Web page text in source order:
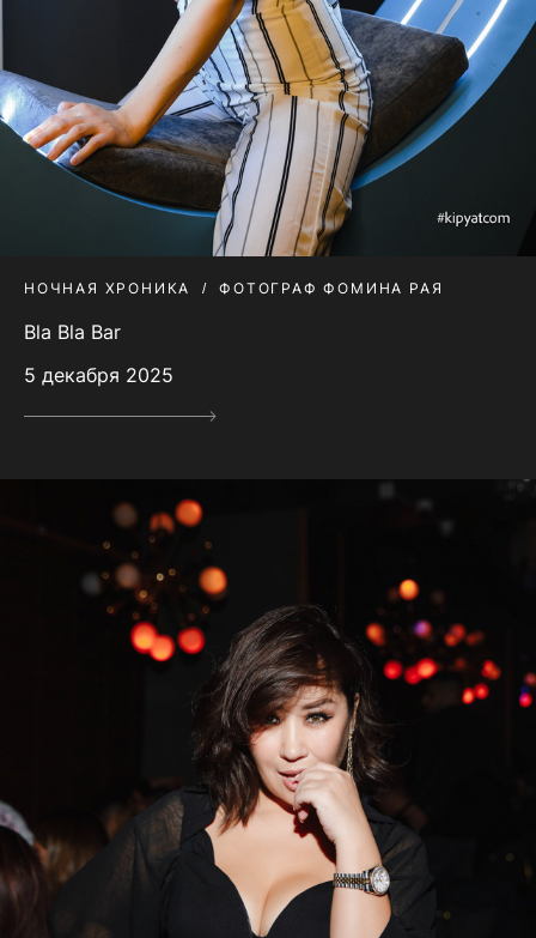
НОЧНАЯ ХРОНИКА ФОТОГРАФ ФОМИНА РАЯ
Bla Bla Bar
5 декабря 2025